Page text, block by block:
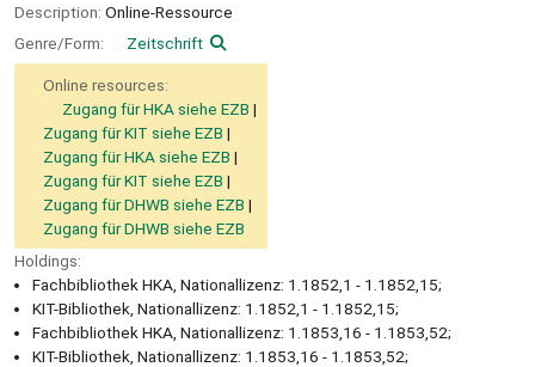
Description: Online-Ressource
Genre/Form:
Zeitschrift
Online resources:
Zugang für HKA siehe EZB
Zugang für KIT siehe EZB
Zugang für HKA siehe EZB
Zugang für KIT siehe EZB
Zugang für DHWB siehe EZB
Zugang für DHWB siehe EZB
Holdings:
Fachbibliothek HKA, Nationallizenz: 1.1852,1 - 1.1852,15;
KIT-Bibliothek, Nationallizenz: 1.1852,1 - 1.1852,15;
Fachbibliothek HKA, Nationallizenz: 1.1853,16 - 1.1853,52;
KIT-Bibliothek, Nationallizenz: 1.1853,16 - 1.1853,52;